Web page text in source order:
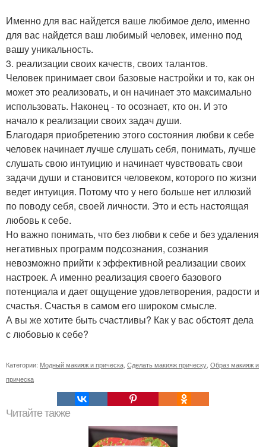
Именно для вас найдется ваше любимое дело, именно
для вас найдется ваш любимый человек, именно под
вашу уникальность.
3. реализации своих качеств, своих талантов.
Человек принимает свои базовые настройки и то, как он
может это реализовать, и он начинает это максимально
использовать. Наконец - то осознает, кто он. И это
начало к реализации своих задач души.
Благодаря приобретению этого состояния любви к себе
человек начинает лучше слушать себя, понимать, лучше
слушать свою интуицию и начинает чувствовать свои
задачи души и становится человеком, которого по жизни
ведет интуиция. Потому что у него больше нет иллюзий
по поводу себя, своей личности. Это и есть настоящая
любовь к себе.
Но важно понимать, что без любви к себе и без удаления
негативных программ подсознания, сознания
невозможно прийти к эффективной реализации своих
настроек. А именно реализация своего базового
потенциала и дает ощущение удовлетворения, радости и
счастья. Счастья в самом его широком смысле.
А вы же хотите быть счастливы? Как у вас обстоят дела
с любовью к себе?
Категории: Модный макияж и прическа, Сделать макияж прическу, Образ макияж и
прическа
Читайте также